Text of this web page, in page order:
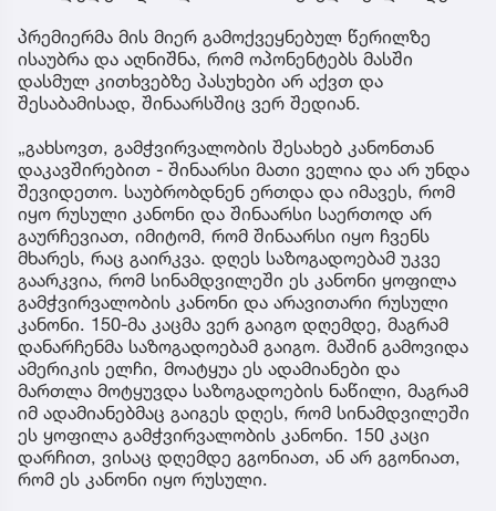
პრემიერმა მის მიერ გამოქვეყნებულ წერილზე
ისაუბრა და აღნიშნა, რომ ოპონენტებს მასში
დასმულ კითხვებზე პასუხები არ აქვთ და
შესაბამისად, შინაარსშიც ვერ შედიან.
„გახსოვთ, გამჭვირვალობის შესახებ კანონთან
დაკავშირებით - შინაარსი მათი ველია და არ უნდა
შევიდეთო. საუბრობდნენ ერთდა და იმავეს, რომ
იყო რუსული კანონი და შინაარსი საერთოდ არ
გაურჩევიათ, იმიტომ, რომ შინაარსი იყო ჩვენს
მხარეს, რაც გაირკვა. დღეს საზოგადოებამ უკვე
გაარკვია, რომ სინამდვილეში ეს კანონი ყოფილა
გამჭვირვალობის კანონი და არავითარი რუსული
კანონი. 150-მა კაცმა ვერ გაიგო დღემდე, მაგრამ
დანარჩენმა საზოგადოებამ გაიგო. მაშინ გამოვიდა
ამერიკის ელჩი, მოატყუა ეს ადამიანები და
მართლა მოტყუვდა საზოგადოების ნაწილი, მაგრამ
იმ ადამიანებმაც გაიგეს დღეს, რომ სინამდვილეში
ეს ყოფილა გამჭვირვალობის კანონი. 150 კაცი
დარჩით, ვისაც დღემდე გგონიათ, ან არ გგონიათ,
რომ ეს კანონი იყო რუსული.